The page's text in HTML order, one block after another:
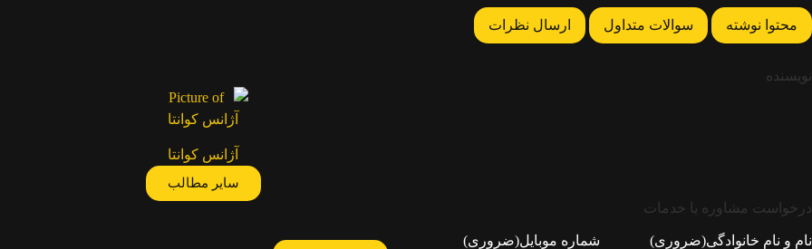
محتوا نوشته سوالات متداول ارسال نظرات
نویسنده
آژانس کوانتا
سایر مطالب
درخواست مشاوره یا خدمات
نام و نام خانوادگی(ضروری) شماره موبایل(ضروری)